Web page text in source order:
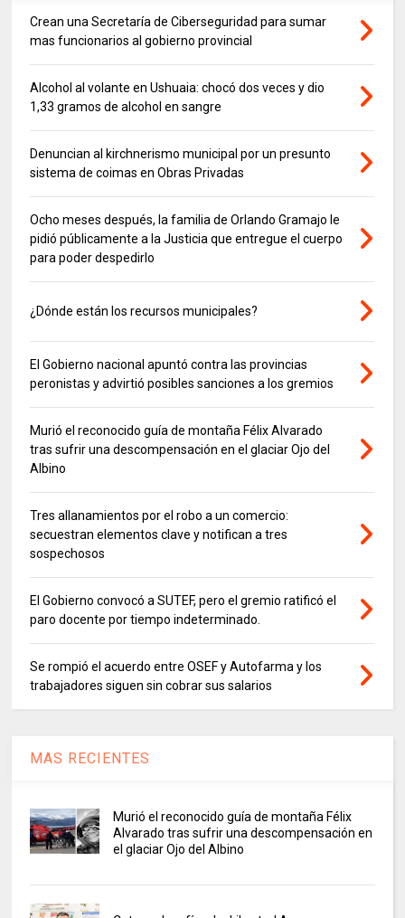
Crean una Secretaría de Ciberseguridad para sumar
mas funcionarios al gobierno provincial
Alcohol al volante en Ushuaia: chocó dos veces y dio
1,33 gramos de alcohol en sangre
Denuncian al kirchnerismo municipal por un presunto
sistema de coimas en Obras Privadas
Ocho meses después, la familia de Orlando Gramajo le
pidió públicamente a la Justicia que entregue el cuerpo
para poder despedirlo
¿Dónde están los recursos municipales?
El Gobierno nacional apuntó contra las provincias
peronistas y advirtió posibles sanciones a los gremios
Murió el reconocido guía de montaña Félix Alvarado
tras sufrir una descompensación en el glaciar Ojo del
Albino
Tres allanamientos por el robo a un comercio:
secuestran elementos clave y notifican a tres
sospechosos
El Gobierno convocó a SUTEF, pero el gremio ratificó el
paro docente por tiempo indeterminado.
Se rompió el acuerdo entre OSEF y Autofarma y los
trabajadores siguen sin cobrar sus salarios
MAS RECIENTES
Murió el reconocido guía de montaña Félix
Alvarado tras sufrir una descompensación en
el glaciar Ojo del Albino